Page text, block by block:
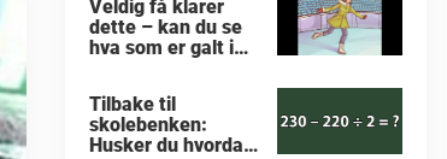
Veldig få klarer
dette – kan du se
hva som er galt i
Tilbake til
skolebenken:
Husker du hvordan